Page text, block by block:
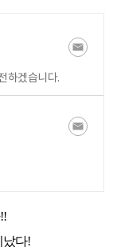
하겠습니다.